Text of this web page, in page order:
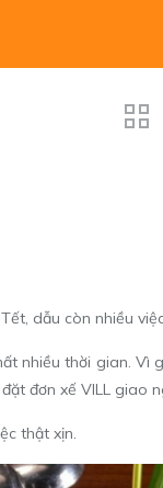
dẫu còn nhiều
nhiều thời gian. Vì
đơn xế VILL giao
thật xịn.